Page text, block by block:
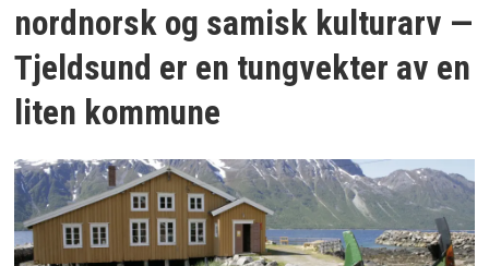
nordnorsk og samisk kulturarv —
Tjeldsund er en tungvekter av en
liten kommune